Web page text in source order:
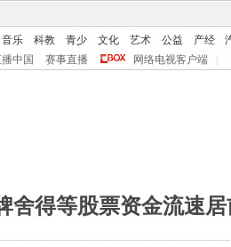
音乐 科教 青少 文化 艺术 公益 产经
中国 赛事直播 网络电视客户端
舍得等股票资金流速居